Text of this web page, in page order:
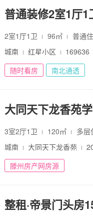
普通装修2室1厅1
2室1厅1卫 96㎡ 普通
城南
红星小区 169636
随时看房
南北通透
大同天下龙香苑
3室2厅1卫 120㎡ 多层
城南
大同天下龙香苑
滕州房产网房源